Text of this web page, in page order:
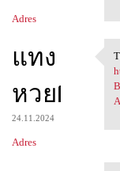
Adres
แทง
หวย1
24.11.2024
Adres